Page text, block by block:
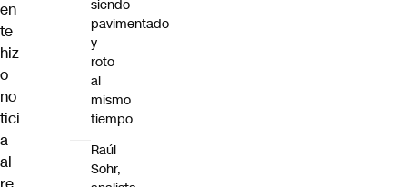
en
te
hiz
o
no
tici
a
al
siendo
pavimentado
y
roto
al
mismo
tiempo
Raúl
Sohr,